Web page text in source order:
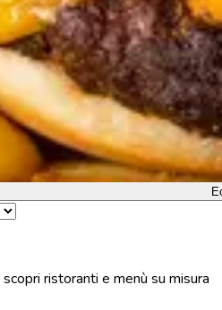
ristoranti e menù su misura